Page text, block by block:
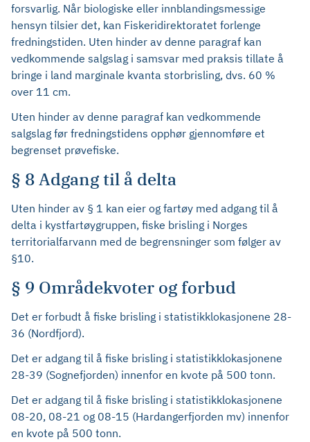
forsvarlig. Når biologiske eller innblandingsmessige
hensyn tilsier det, kan Fiskeridirektoratet forlenge
fredningstiden. Uten hinder av denne paragraf kan
vedkommende salgslag i samsvar med praksis tillate å
bringe i land marginale kvanta storbrisling, dvs. 60 %
over 11 cm.
Uten hinder av denne paragraf kan vedkommende
salgslag før fredningstidens opphør gjennomføre et
begrenset prøvefiske.
§ 8 Adgang til å delta
Uten hinder av § 1 kan eier og fartøy med adgang til å
delta i kystfartøygruppen, fiske brisling i Norges
territorialfarvann med de begrensninger som følger av
§10.
§ 9 Områdekvoter og forbud
Det er forbudt å fiske brisling i statistikklokasjonene 28-
36 (Nordfjord).
Det er adgang til å fiske brisling i statistikklokasjonene
28-39 (Sognefjorden) innenfor en kvote på 500 tonn.
Det er adgang til å fiske brisling i statistikklokasjonene
08-20, 08-21 og 08-15 (Hardangerfjorden mv) innenfor
en kvote på 500 tonn.